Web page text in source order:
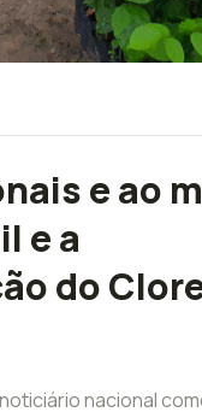
e ao
e a
do
nacional